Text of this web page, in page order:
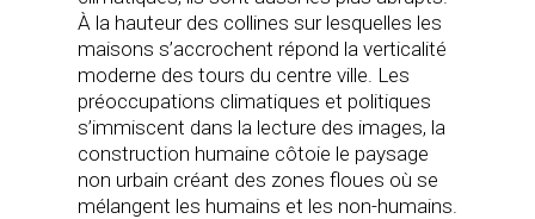
À la hauteur des collines sur lesquelles les
maisons s’accrochent répond la verticalité
moderne des tours du centre ville. Les
préoccupations climatiques et politiques
s’immiscent dans la lecture des images, la
construction humaine côtoie le paysage
non urbain créant des zones floues où se
mélangent les humains et les non-humains.